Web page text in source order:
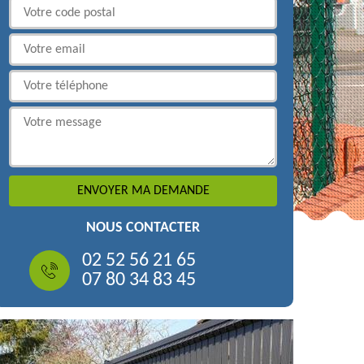
NOUS CONTACTER
02 52 56 21 65
07 80 34 83 45